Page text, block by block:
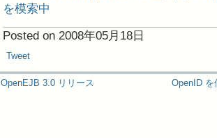
を模索中
Posted on 2008年05月18日
Tweet
OpenEJB 3.0 リリース OpenID